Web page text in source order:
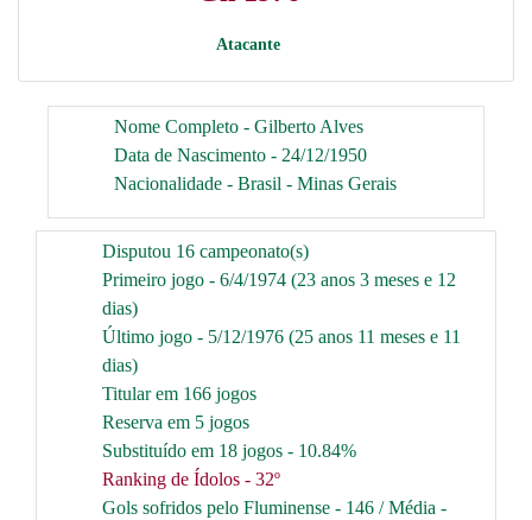
Atacante
Nome Completo - Gilberto Alves
Data de Nascimento - 24/12/1950
Nacionalidade - Brasil - Minas Gerais
Disputou 16 campeonato(s)
Primeiro jogo - 6/4/1974 (23 anos 3 meses e 12
dias)
Último jogo - 5/12/1976 (25 anos 11 meses e 11
dias)
Titular em 166 jogos
Reserva em 5 jogos
Substituído em 18 jogos - 10.84%
Ranking de Ídolos - 32º
Gols sofridos pelo Fluminense - 146 / Média -